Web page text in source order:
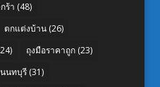
ร้า (48)
ตกแต่งบ้าน(26)
ถุงมือราคาถูก(23)
นทบุรี(31)